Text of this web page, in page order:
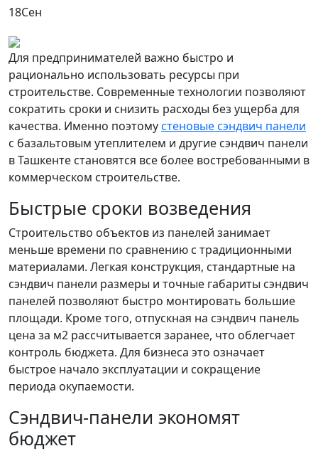
18Сен
Для предпринимателей важно быстро и
рационально использовать ресурсы при
строительстве. Современные технологии позволяют
сократить сроки и снизить расходы без ущерба для
качества. Именно поэтомустеновые сэндвич панели
с базальтовым утеплителем и другие сэндвич панели
в Ташкенте становятся все более востребованными в
коммерческом строительстве.
Быстрые сроки возведения
Строительство объектов из панелей занимает
меньше времени по сравнению с традиционными
материалами. Легкая конструкция, стандартные на
сэндвич панели размеры и точные габариты сэндвич
панелей позволяют быстро монтировать большие
площади. Кроме того, отпускная на сэндвич панель
цена за м2 рассчитывается заранее, что облегчает
контроль бюджета. Для бизнеса это означает
быстрое начало эксплуатации и сокращение
периода окупаемости.
Сэндвич-панели экономят
бюджет